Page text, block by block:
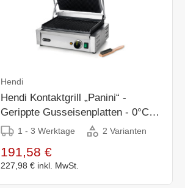
Hendi
Hendi Kontaktgrill „Panini“ -
Gerippte Gusseisenplatten - 0°C
bis 300°C
1 - 3 Werktage 2 Varianten
191,58 €
227,98 € inkl. MwSt.